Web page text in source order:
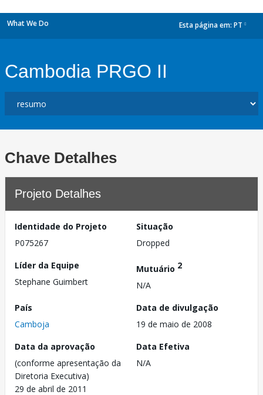
What We Do Esta página em: PT
Cambodia PRGO II
Chave Detalhes
Projeto Detalhes
Identidade do Projeto
P075267
Situação
Dropped
Líder da Equipe
Stephane Guimbert
Mutuário 2
N/A
País
Camboja
Data de divulgação
19 de maio de 2008
Data da aprovação
(conforme apresentação da
Diretoria Executiva)
29 de abril de 2011
Data Efetiva
N/A